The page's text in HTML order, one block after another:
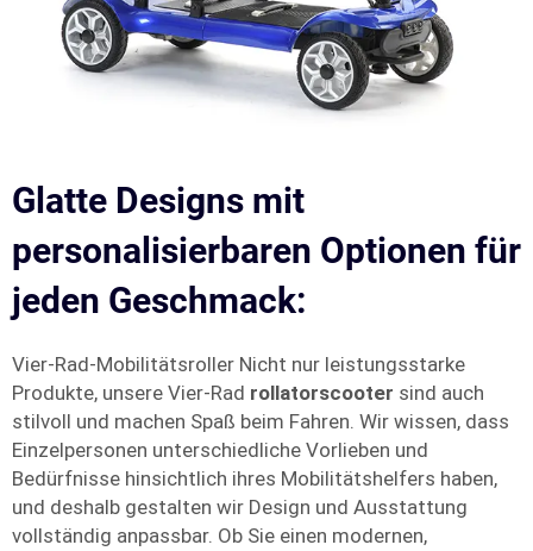
Glatte Designs mit
personalisierbaren Optionen für
jeden Geschmack:
Vier-Rad-Mobilitätsroller Nicht nur leistungsstarke
Produkte, unsere Vier-Rad rollatorscooter sind auch
stilvoll und machen Spaß beim Fahren. Wir wissen, dass
Einzelpersonen unterschiedliche Vorlieben und
Bedürfnisse hinsichtlich ihres Mobilitätshelfers haben,
und deshalb gestalten wir Design und Ausstattung
vollständig anpassbar. Ob Sie einen modernen,